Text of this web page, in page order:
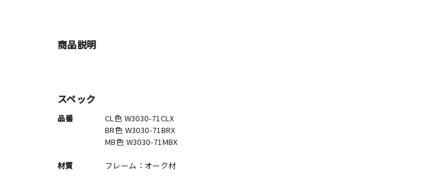
商品説明
スペック
品番
CL色 W3030-71CLX
BR色 W3030-71BRX
MB色 W3030-71MBX
材質 フレーム：オーク材